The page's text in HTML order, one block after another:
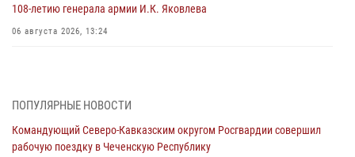
108‑летию генерала армии И.К. Яковлева
06 августа 2026, 13:24
06 августа 2026, 12:35 1
Росгвардейцы провели выставку вооружения для участников сбора
«Гвардеец» в Пензе (видео)
ПОПУЛЯРНЫЕ НОВОСТИ
Командующий Северо-Кавказским округом Росгвардии совершил
рабочую поездку в Чеченскую Республику